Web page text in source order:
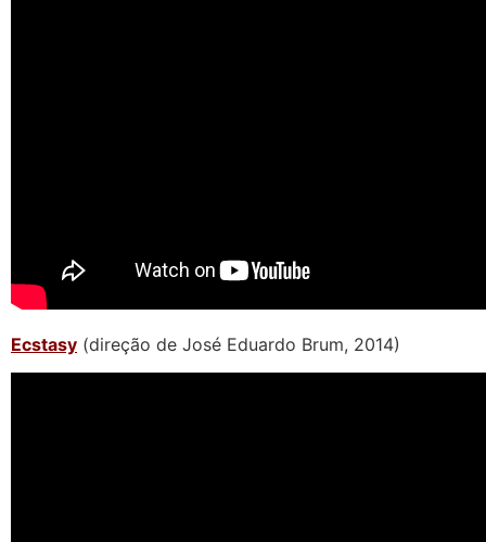
Ecstasy (direção de José Eduardo Brum, 2014)